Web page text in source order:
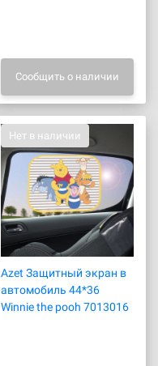
Сообщить о наличии
Нет в наличии
Azet Защитный экран в
автомобиль 44*36
Winnie the pooh 7013016